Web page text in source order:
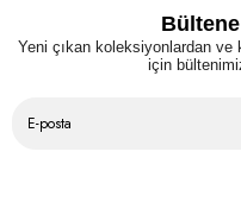
Yeni çıkan koleksiyonlardan ve
için